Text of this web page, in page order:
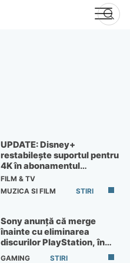
UPDATE: Disney+
restabilește suportul pentru
4K în abonamentul
Premium
FILM & TV
MUZICA SI FILM
STIRI
Sony anunță că merge
înainte cu eliminarea
discurilor PlayStation, în
ciuda protestelor
GAMING STIRI